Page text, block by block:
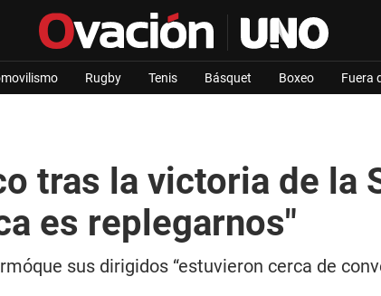
Rugby Tenis Básquet Boxeo Fuera
tras la victoria de la
es replegarnos"
sus dirigidos “estuvieron cerca de